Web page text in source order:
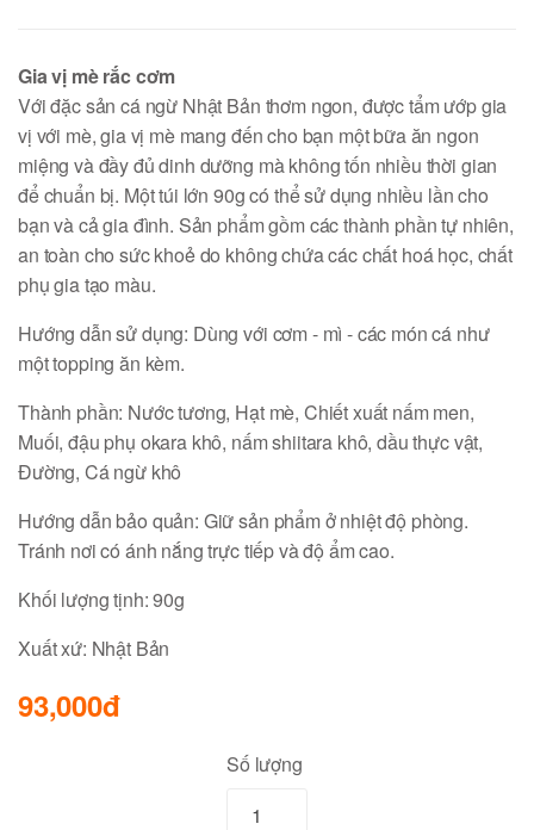
Gia vị mè rắc cơm
Với đặc sản cá ngừ Nhật Bản thơm ngon, được tẩm ướp gia
vị với mè, gia vị mè mang đến cho bạn một bữa ăn ngon
miệng và đầy đủ dinh dưỡng mà không tốn nhiều thời gian
để chuẩn bị. Một túi lớn 90g có thể sử dụng nhiều lần cho
bạn và cả gia đình. Sản phẩm gồm các thành phần tự nhiên,
an toàn cho sức khoẻ do không chứa các chất hoá học, chất
phụ gia tạo màu.
Hướng dẫn sử dụng: Dùng với cơm - mì - các món cá như
một topping ăn kèm.
Thành phần: Nước tương, Hạt mè, Chiết xuất nấm men,
Muối, đậu phụ okara khô, nấm shiitara khô, dầu thực vật,
Đường, Cá ngừ khô
Hướng dẫn bảo quản: Giữ sản phẩm ở nhiệt độ phòng.
Tránh nơi có ánh nắng trực tiếp và độ ẩm cao.
Khối lượng tịnh: 90g
Xuất xứ: Nhật Bản
93,000đ
Số lượng